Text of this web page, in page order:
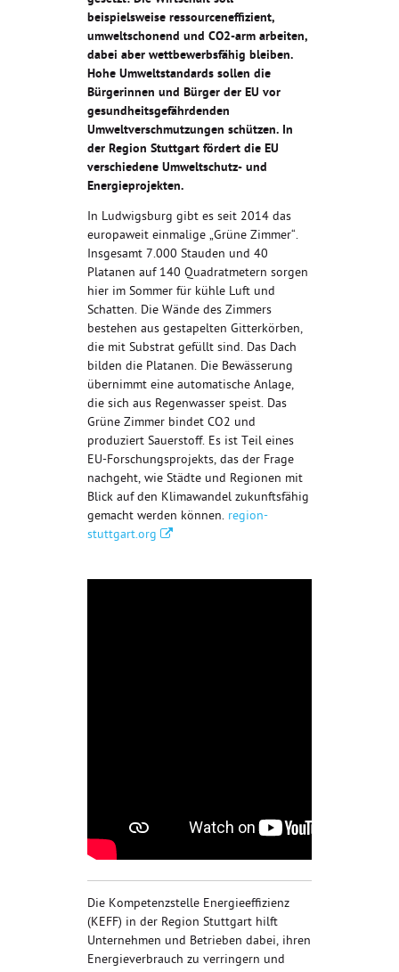
beispielsweise ressourceneffizient,
umweltschonend und CO2-arm arbeiten,
dabei aber wettbewerbsfähig bleiben.
Hohe Umweltstandards sollen die
Bürgerinnen und Bürger der EU vor
gesundheitsgefährdenden
Umweltverschmutzungen schützen. In
der Region Stuttgart fördert die EU
verschiedene Umweltschutz- und
Energieprojekten.
In Ludwigsburg gibt es seit 2014 das
europaweit einmalige „Grüne Zimmer“.
Insgesamt 7.000 Stauden und 40
Platanen auf 140 Quadratmetern sorgen
hier im Sommer für kühle Luft und
Schatten. Die Wände des Zimmers
bestehen aus gestapelten Gitterkörben,
die mit Substrat gefüllt sind. Das Dach
bilden die Platanen. Die Bewässerung
übernimmt eine automatische Anlage,
die sich aus Regenwasser speist. Das
Grüne Zimmer bindet CO2 und
produziert Sauerstoff. Es ist Teil eines
EU-Forschungsprojekts, das der Frage
nachgeht, wie Städte und Regionen mit
Blick auf den Klimawandel zukunftsfähig
gemacht werden können. region-
stuttgart.org
Die Kompetenzstelle Energieeffizienz
(KEFF) in der Region Stuttgart hilft
Unternehmen und Betrieben dabei, ihren
Energieverbrauch zu verringern und